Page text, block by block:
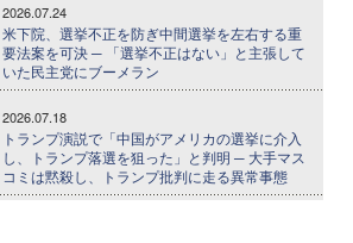
2026.07.24
米下院、選挙不正を防ぎ中間選挙を左右する重
要法案を可決 ─ 「選挙不正はない」と主張して
いた民主党にブーメラン
2026.07.18
トランプ演説で「中国がアメリカの選挙に介入
し、トランプ落選を狙った」と判明 ─ 大手マス
コミは黙殺し、トランプ批判に走る異常事態